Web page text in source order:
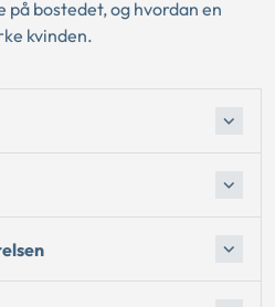
bostedet, og hvordan en
kvinden.